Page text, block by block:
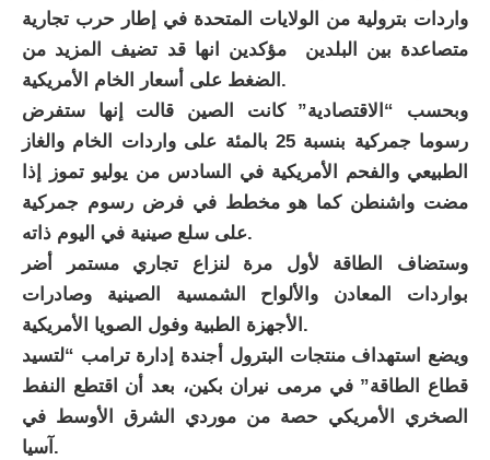
واردات بترولية من الولايات المتحدة في إطار حرب تجارية
متصاعدة بين البلدين مؤكدين انها قد تضيف المزيد من
الضغط على أسعار الخام الأمريكية.
وبحسب “الاقتصادية” كانت الصين قالت إنها ستفرض
رسوما جمركية بنسبة 25 بالمئة على واردات الخام والغاز
الطبيعي والفحم الأمريكية في السادس من يوليو تموز إذا
مضت واشنطن كما هو مخطط في فرض رسوم جمركية
على سلع صينية في اليوم ذاته.
وستضاف الطاقة لأول مرة لنزاع تجاري مستمر أضر
بواردات المعادن والألواح الشمسية الصينية وصادرات
الأجهزة الطبية وفول الصويا الأمريكية.
ويضع استهداف منتجات البترول أجندة إدارة ترامب “لتسيد
قطاع الطاقة” في مرمى نيران بكين، بعد أن اقتطع النفط
الصخري الأمريكي حصة من موردي الشرق الأوسط في
آسيا.